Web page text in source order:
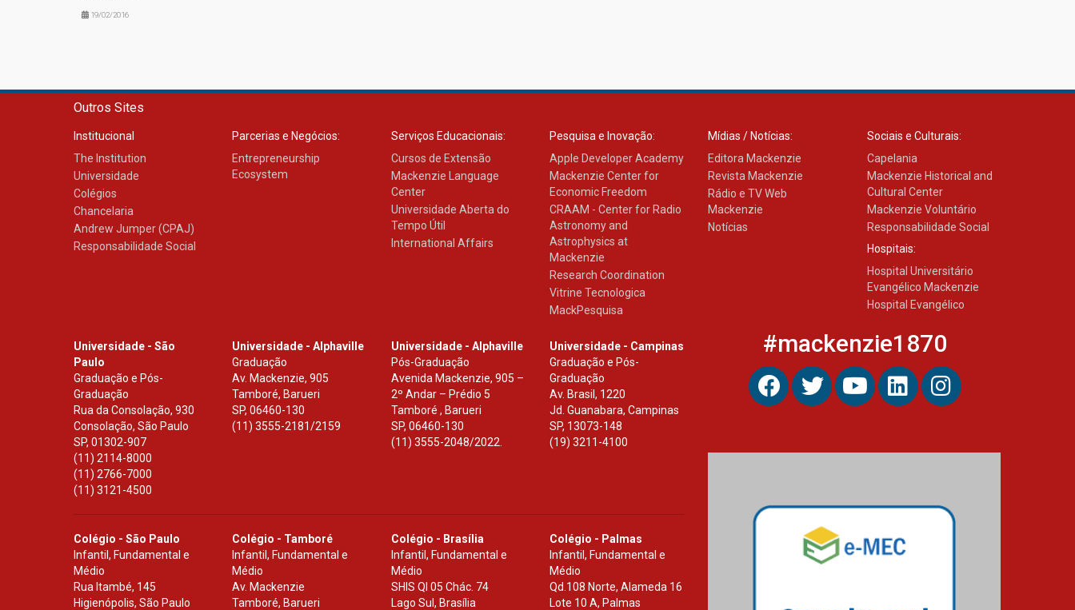
19/02/2016
Mackenzie recepciona
calouros do primeiro
semestre de 2026
06.02.2026
Outros Sites
Institucional
The Institution
Universidade
Colégios
Chancelaria
Andrew Jumper (CPAJ)
Responsabilidade Social
Parcerias e Negócios:
Entrepreneurship
Ecosystem
Serviços Educacionais:
Cursos de Extensão
Mackenzie Language
Center
Universidade Aberta do
Tempo Útil
International Affairs
Pesquisa e Inovação:
Apple Developer Academy
Mackenzie Center for
Economic Freedom
CRAAM - Center for Radio
Astronomy and
Astrophysics at
Mackenzie
Research Coordination
Vitrine Tecnologica
MackPesquisa
Mídias / Notícias:
Editora Mackenzie
Revista Mackenzie
Rádio e TV Web
Mackenzie
Notícias
Sociais e Culturais:
Capelania
Mackenzie Historical and
Cultural Center
Mackenzie Voluntário
Responsabilidade Social
Hospitais:
Hospital Universitário
Evangélico Mackenzie
Hospital Evangélico
Universidade - São
Paulo
Graduação e Pós-
Graduação
Rua da Consolação, 930
Consolação, São Paulo
SP, 01302-907
(11) 2114-8000
(11) 2766-7000
(11) 3121-4500
Universidade - Alphaville
Graduação
Av. Mackenzie, 905
Tamboré, Barueri
SP,06460-130
(11) 3555-2181/2159
Universidade - Alphaville
Pós-Graduação
Avenida Mackenzie, 905 –
2º Andar – Prédio 5
Tamboré , Barueri
SP, 06460-130
(11) 3555-2048/2022.
Universidade - Campinas
Graduação e Pós-
Graduação
Av. Brasil, 1220
Jd. Guanabara, Campinas
SP, 13073-148
(19) 3211-4100
Colégio - São Paulo
Infantil, Fundamental e
Médio
Rua Itambé, 145
Higienópolis, São Paulo
Colégio - Tamboré
Infantil, Fundamental e
Médio
Av. Mackenzie
Tamboré, Barueri
Colégio - Brasília
Infantil, Fundamental e
Médio
SHIS Ql 05 Chác. 74
Lago Sul, Brasília
Colégio - Palmas
Infantil, Fundamental e
Médio
Qd.108 Norte, Alameda 16
Lote 10 A, Palmas
#mackenzie1870